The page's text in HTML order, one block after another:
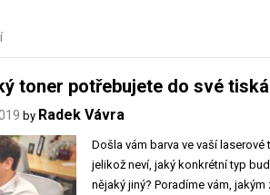
toner potřebujete do své
by Radek Vávra
Došla vám barva ve vaší
jelikož neví, jaký konkrétní typ
nějaký jiný? Poradíme vám,